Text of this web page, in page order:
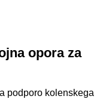
opora za
podporo kolenskega